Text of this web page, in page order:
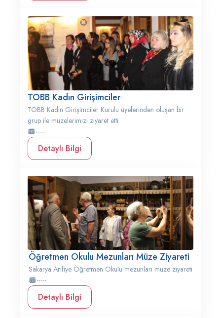
TOBB Kadın Girişimciler
TOBB Kadın Girişimciler Kurulu üyelerinden oluşan bir
grup ile müzelerimizi ziyaret etti
-----
Detaylı Bilgi
Öğretmen Okulu Mezunları Müze Ziyareti
Sakarya Arifiye Öğretmen Okulu mezunları müze ziyareti
-----
Detaylı Bilgi